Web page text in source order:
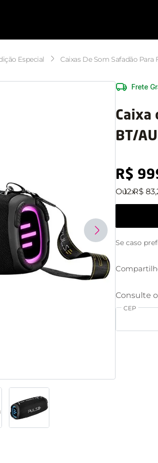
Especial Caixas De Som Safadão Para
Frete
Caixa
BT/
R$
12R$ 83,
Se caso
CEP